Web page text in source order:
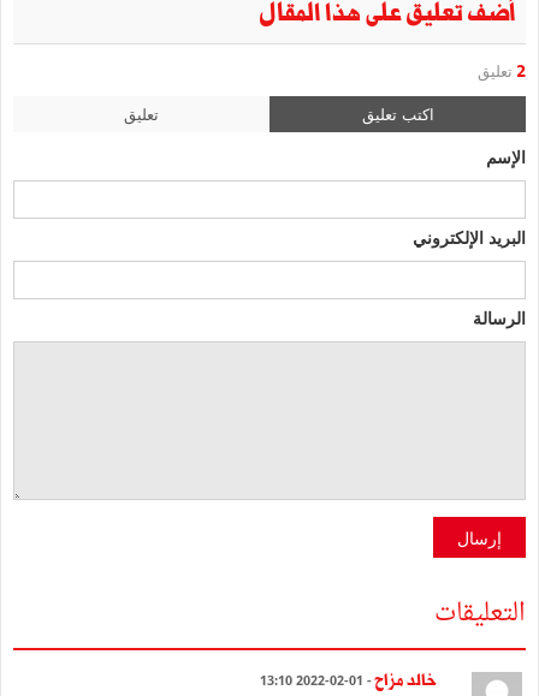
أضف تعليق على هذا المقال
2 تعليق
اكتب تعليق تعليق
الإسم
البريد الإلكتروني
الرسالة
إرسال
التعليقات
خالد مزاح- 01-02-2022 13:10